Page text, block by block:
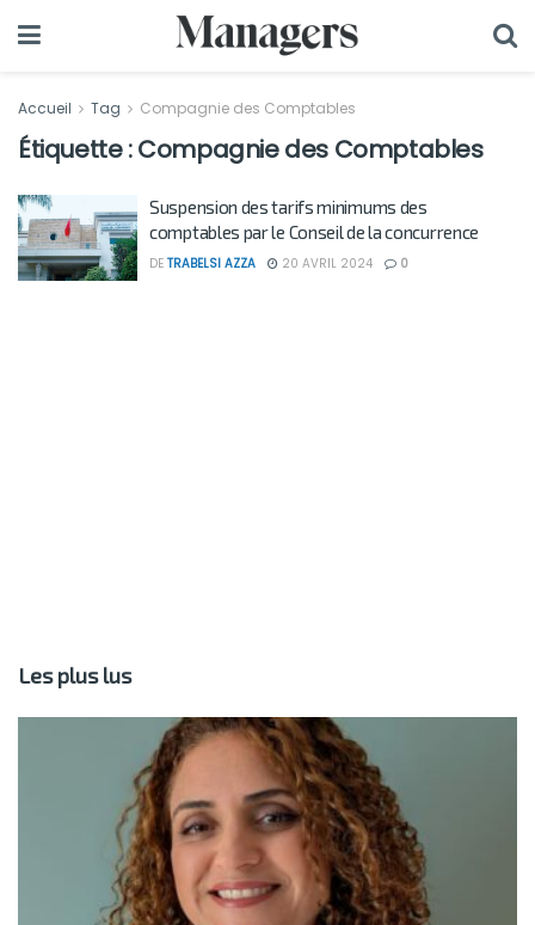
Accueil Tag Compagnie des Comptables
Étiquette :Compagnie des Comptables
Suspension des tarifs minimums des
comptables par le Conseil de la concurrence
DE TRABELSI AZZA 20 AVRIL 2024 0
Les plus lus